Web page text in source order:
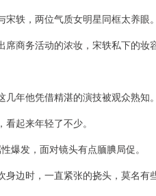
轶，两位气质女明星同框太养眼。
商务活动的浓妆，宋轶私下的妆
年他凭借精湛的演技被观众熟知。
起来年轻了不少。
爆发，面对镜头有点腼腆局促。
边时，一直紧张的挠头，莫名有